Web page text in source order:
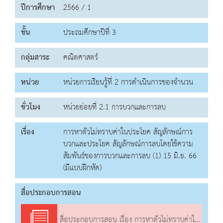
ปีการศึกษา 2566 / 1
ชั้น
ประถมศึกษาปีที่ 3
กลุ่มสาระ
คณิตศาสตร์
หน่วย
หน่วยการเรียนรู้ที่ 2 การดำเนินการของจำนวน
ชั่วโมง
หน่วยย่อยที่ 2.1 การบวกและการลบ
เรื่อง
การหาตัวไม่ทราบค่าในประโยค สัญลักษณ์การ
บวกและประโยค สัญลักษณ์การลบโดยใช้ความ
สัมพันธ์ของการบวกและการลบ (1) 15 มิ.ย. 66
(มีแบบฝึกหัด)
สื่อประกอบการสอน